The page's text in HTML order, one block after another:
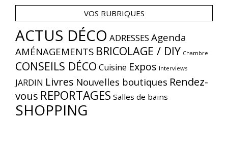
VOS RUBRIQUES
ACTUS DÉCO ADRESSES Agenda
AMÉNAGEMENTS BRICOLAGE / DIY Chambre
CONSEILS DÉCO Cuisine Expos Interviews
JARDIN Livres Nouvelles boutiques Rendez-
vous REPORTAGES Salles de bains
SHOPPING